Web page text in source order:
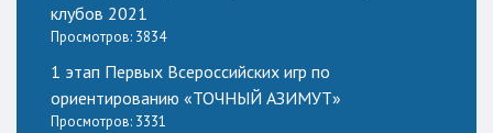
клубов 2021
Просмотров: 3834
1 этап Первых Всероссийских игр по
ориентированию «ТОЧНЫЙ АЗИМУТ»
Просмотров: 3331